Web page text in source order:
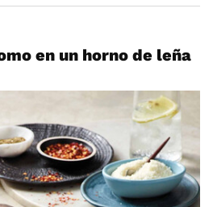
en un horno de leña